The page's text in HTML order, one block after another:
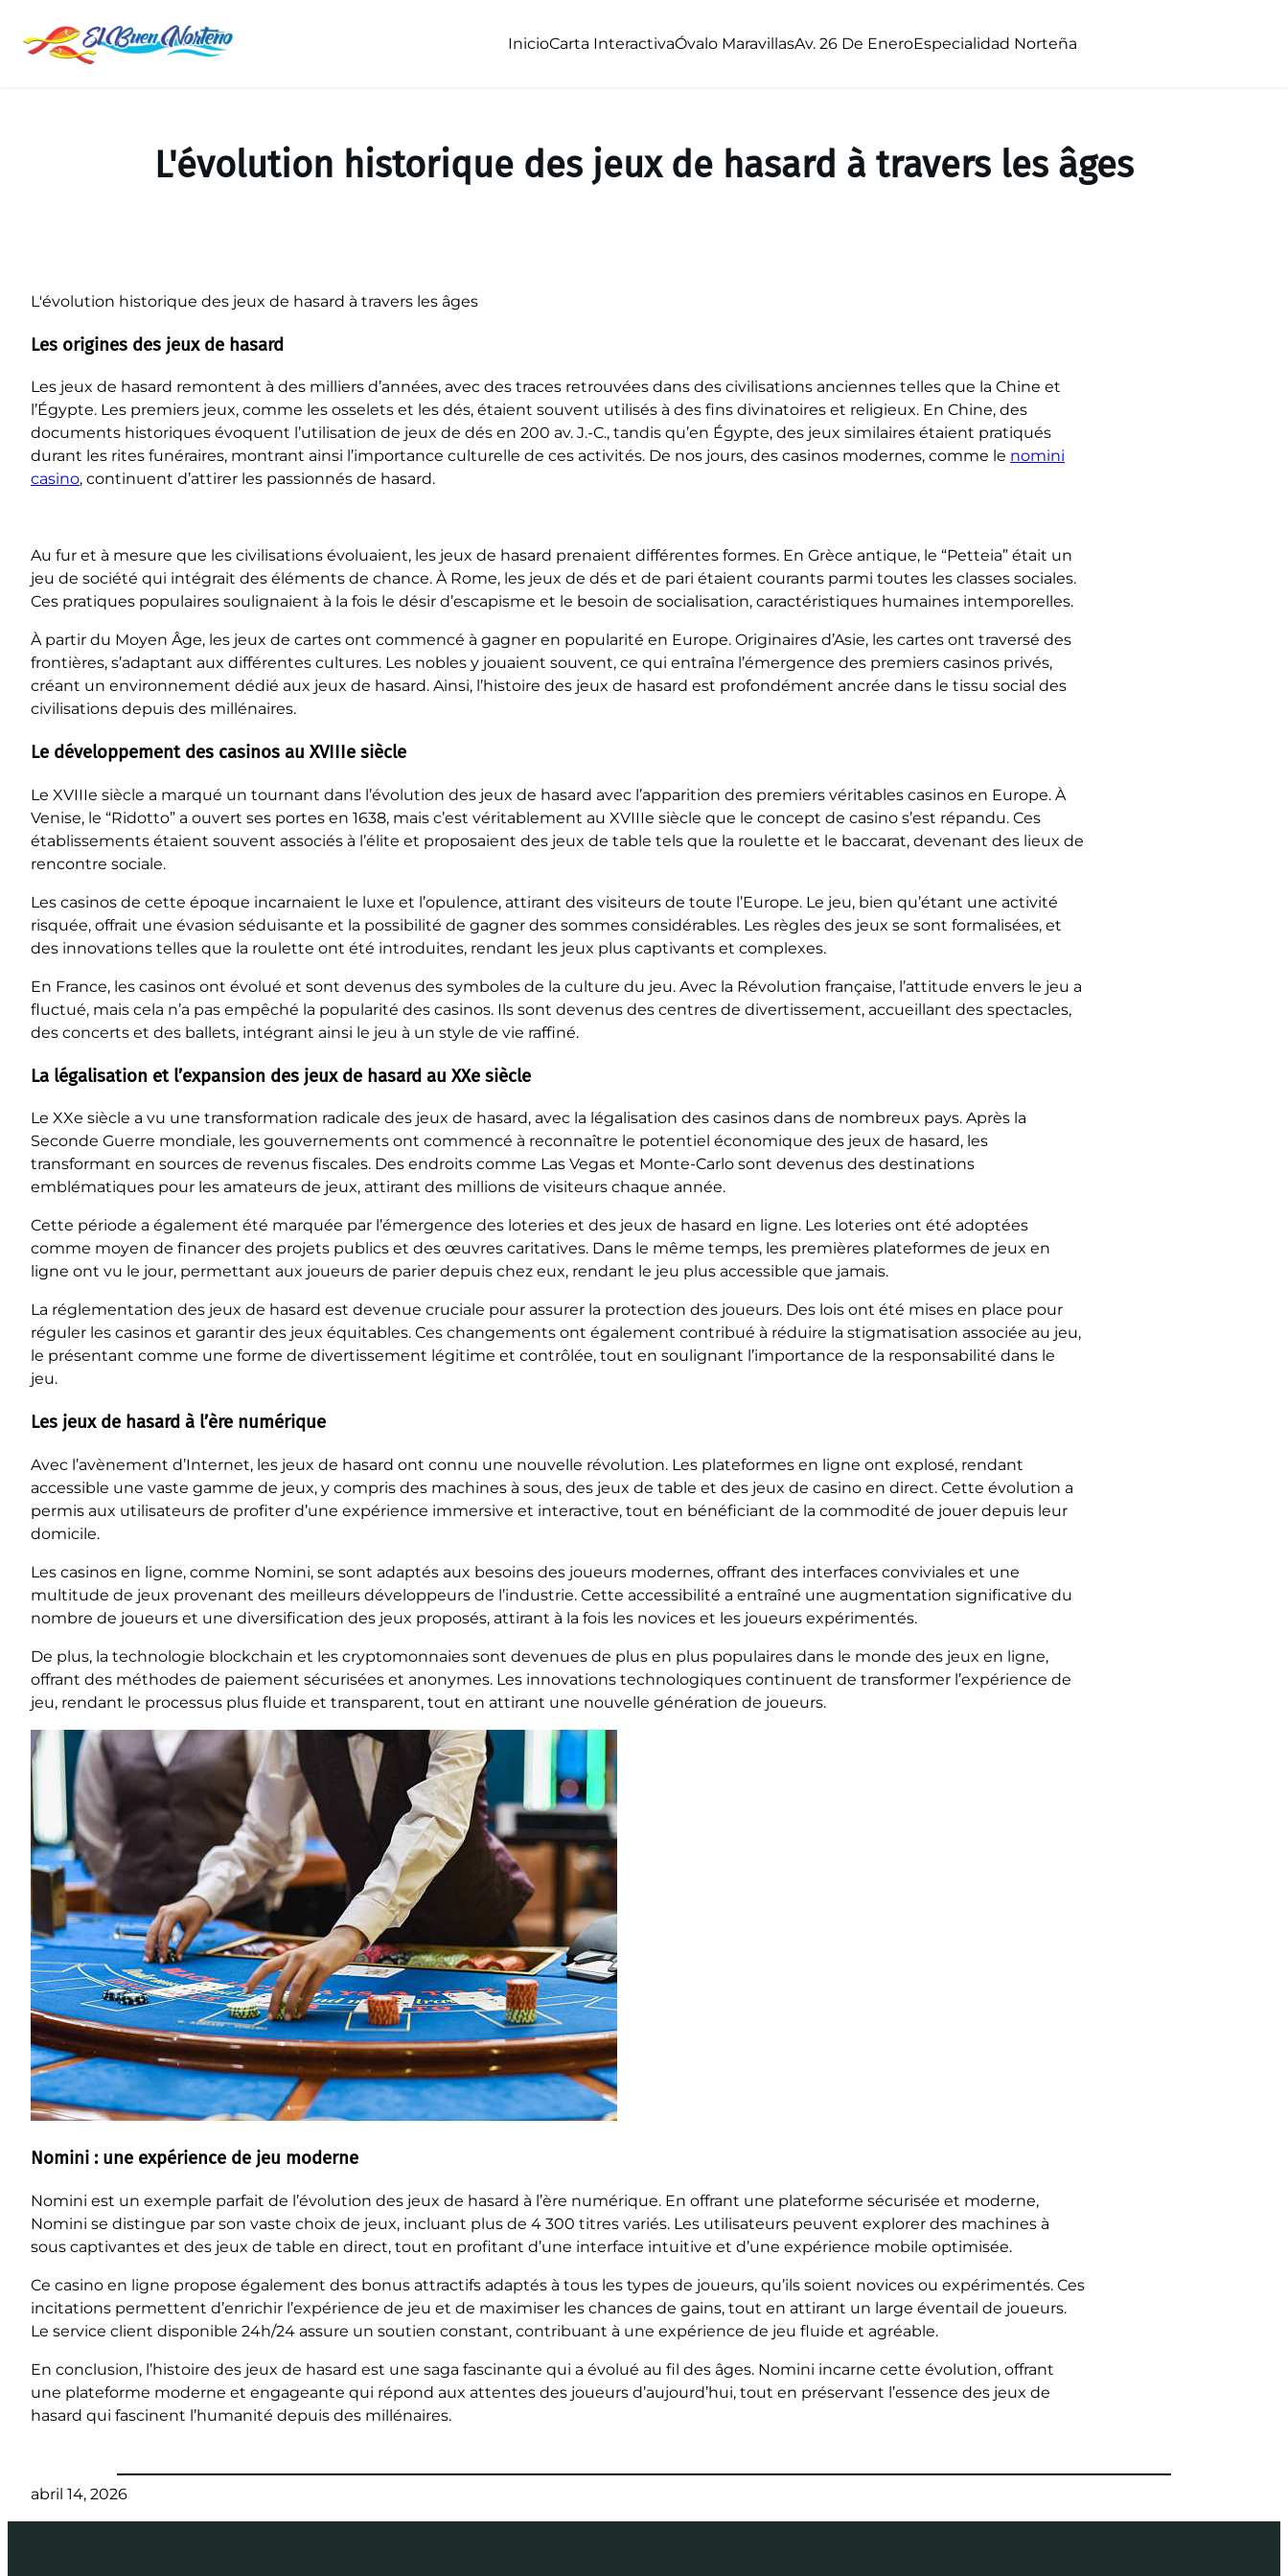
InicioCarta InteractivaÓvalo MaravillasAv. 26 De EneroEspecialidad Norteña
L'évolution historique des jeux de hasard à travers les âges
L'évolution historique des jeux de hasard à travers les âges
Les origines des jeux de hasard
Les jeux de hasard remontent à des milliers d’années, avec des traces retrouvées dans des civilisations anciennes telles que la Chine et
l’Égypte. Les premiers jeux, comme les osselets et les dés, étaient souvent utilisés à des fins divinatoires et religieux. En Chine, des
documents historiques évoquent l’utilisation de jeux de dés en 200 av. J.-C., tandis qu’en Égypte, des jeux similaires étaient pratiqués
durant les rites funéraires, montrant ainsi l’importance culturelle de ces activités. De nos jours, des casinos modernes, comme le nomini
casino, continuent d’attirer les passionnés de hasard.
Au fur et à mesure que les civilisations évoluaient, les jeux de hasard prenaient différentes formes. En Grèce antique, le “Petteia” était un
jeu de société qui intégrait des éléments de chance. À Rome, les jeux de dés et de pari étaient courants parmi toutes les classes sociales.
Ces pratiques populaires soulignaient à la fois le désir d’escapisme et le besoin de socialisation, caractéristiques humaines intemporelles.
À partir du Moyen Âge, les jeux de cartes ont commencé à gagner en popularité en Europe. Originaires d’Asie, les cartes ont traversé des
frontières, s’adaptant aux différentes cultures. Les nobles y jouaient souvent, ce qui entraîna l’émergence des premiers casinos privés,
créant un environnement dédié aux jeux de hasard. Ainsi, l’histoire des jeux de hasard est profondément ancrée dans le tissu social des
civilisations depuis des millénaires.
Le développement des casinos au XVIIIe siècle
Le XVIIIe siècle a marqué un tournant dans l’évolution des jeux de hasard avec l’apparition des premiers véritables casinos en Europe. À
Venise, le “Ridotto” a ouvert ses portes en 1638, mais c’est véritablement au XVIIIe siècle que le concept de casino s’est répandu. Ces
établissements étaient souvent associés à l’élite et proposaient des jeux de table tels que la roulette et le baccarat, devenant des lieux de
rencontre sociale.
Les casinos de cette époque incarnaient le luxe et l’opulence, attirant des visiteurs de toute l’Europe. Le jeu, bien qu’étant une activité
risquée, offrait une évasion séduisante et la possibilité de gagner des sommes considérables. Les règles des jeux se sont formalisées, et
des innovations telles que la roulette ont été introduites, rendant les jeux plus captivants et complexes.
En France, les casinos ont évolué et sont devenus des symboles de la culture du jeu. Avec la Révolution française, l’attitude envers le jeu a
fluctué, mais cela n’a pas empêché la popularité des casinos. Ils sont devenus des centres de divertissement, accueillant des spectacles,
des concerts et des ballets, intégrant ainsi le jeu à un style de vie raffiné.
La légalisation et l’expansion des jeux de hasard au XXe siècle
Le XXe siècle a vu une transformation radicale des jeux de hasard, avec la légalisation des casinos dans de nombreux pays. Après la
Seconde Guerre mondiale, les gouvernements ont commencé à reconnaître le potentiel économique des jeux de hasard, les
transformant en sources de revenus fiscales. Des endroits comme Las Vegas et Monte-Carlo sont devenus des destinations
emblématiques pour les amateurs de jeux, attirant des millions de visiteurs chaque année.
Cette période a également été marquée par l’émergence des loteries et des jeux de hasard en ligne. Les loteries ont été adoptées
comme moyen de financer des projets publics et des œuvres caritatives. Dans le même temps, les premières plateformes de jeux en
ligne ont vu le jour, permettant aux joueurs de parier depuis chez eux, rendant le jeu plus accessible que jamais.
La réglementation des jeux de hasard est devenue cruciale pour assurer la protection des joueurs. Des lois ont été mises en place pour
réguler les casinos et garantir des jeux équitables. Ces changements ont également contribué à réduire la stigmatisation associée au jeu,
le présentant comme une forme de divertissement légitime et contrôlée, tout en soulignant l’importance de la responsabilité dans le
jeu.
Les jeux de hasard à l’ère numérique
Avec l’avènement d’Internet, les jeux de hasard ont connu une nouvelle révolution. Les plateformes en ligne ont explosé, rendant
accessible une vaste gamme de jeux, y compris des machines à sous, des jeux de table et des jeux de casino en direct. Cette évolution a
permis aux utilisateurs de profiter d’une expérience immersive et interactive, tout en bénéficiant de la commodité de jouer depuis leur
domicile.
Les casinos en ligne, comme Nomini, se sont adaptés aux besoins des joueurs modernes, offrant des interfaces conviviales et une
multitude de jeux provenant des meilleurs développeurs de l’industrie. Cette accessibilité a entraîné une augmentation significative du
nombre de joueurs et une diversification des jeux proposés, attirant à la fois les novices et les joueurs expérimentés.
De plus, la technologie blockchain et les cryptomonnaies sont devenues de plus en plus populaires dans le monde des jeux en ligne,
offrant des méthodes de paiement sécurisées et anonymes. Les innovations technologiques continuent de transformer l’expérience de
jeu, rendant le processus plus fluide et transparent, tout en attirant une nouvelle génération de joueurs.
Nomini : une expérience de jeu moderne
Nomini est un exemple parfait de l’évolution des jeux de hasard à l’ère numérique. En offrant une plateforme sécurisée et moderne,
Nomini se distingue par son vaste choix de jeux, incluant plus de 4 300 titres variés. Les utilisateurs peuvent explorer des machines à
sous captivantes et des jeux de table en direct, tout en profitant d’une interface intuitive et d’une expérience mobile optimisée.
Ce casino en ligne propose également des bonus attractifs adaptés à tous les types de joueurs, qu’ils soient novices ou expérimentés. Ces
incitations permettent d’enrichir l’expérience de jeu et de maximiser les chances de gains, tout en attirant un large éventail de joueurs.
Le service client disponible 24h/24 assure un soutien constant, contribuant à une expérience de jeu fluide et agréable.
En conclusion, l’histoire des jeux de hasard est une saga fascinante qui a évolué au fil des âges. Nomini incarne cette évolution, offrant
une plateforme moderne et engageante qui répond aux attentes des joueurs d’aujourd’hui, tout en préservant l’essence des jeux de
hasard qui fascinent l’humanité depuis des millénaires.
abril 14, 2026